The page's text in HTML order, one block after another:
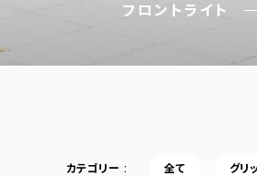
フロントライト
カテゴリー 全て グリ